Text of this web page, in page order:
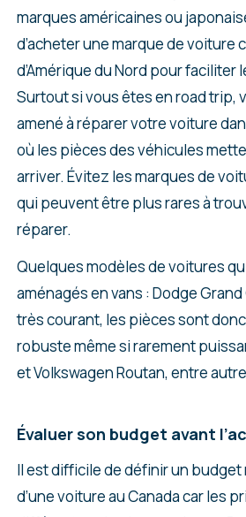
marques américaines ou
d’acheter une marque de voiture
d’Amérique du Nord pour faciliter
Surtout si vous êtes en road trip,
amené à réparer votre voiture
où les pièces des véhicules
arriver. Évitez les marques de
qui peuvent être plus rares à
réparer.
Quelques modèles de voitures
aménagés en vans : Dodge
très courant, les pièces sont
robuste même si rarement
et Volkswagen Routan, entre
Évaluer son budget avant
Il est difficile de définir un budget
d’une voiture au Canada car les